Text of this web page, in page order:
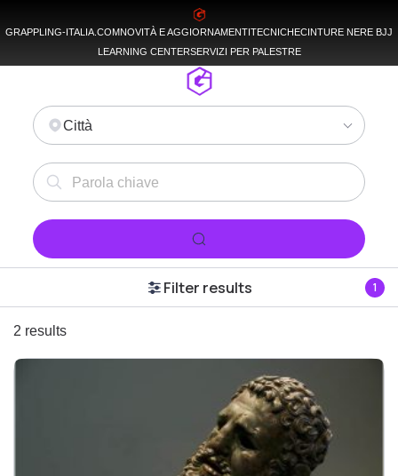
GRAPPLING-ITALIA.COMNOVITÀ E AGGIORNAMENTITECNICHECINTURE NERE BJJ
LEARNING CENTERSERVIZI PER PALESTRE
Città
Filter results 1
2 results